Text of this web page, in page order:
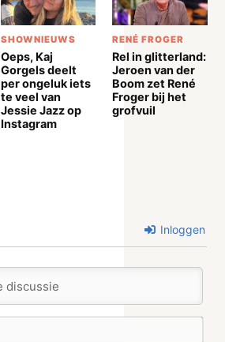
SHOWNIEUWS
Oeps, Kaj
Gorgels deelt
per ongeluk iets
te veel van
Jessie Jazz op
Instagram
RENÉ FROGER
Rel in glitterland:
Jeroen van der
Boom zet René
Froger bij het
grofvuil
Inloggen